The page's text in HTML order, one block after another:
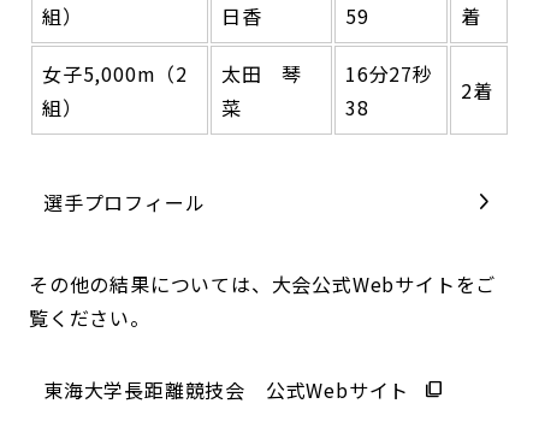
組）
日香
59
着
女子5,000m（2
組）
太田 琴
菜
16分27秒
38
2着
選手プロフィール
その他の結果については、大会公式Webサイトをご
覧ください。
東海大学長距離競技会 公式Webサイト